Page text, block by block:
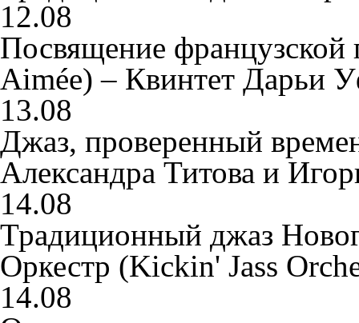
12.08
Посвящение
Aimée) – Квинтет Дарьи
13.08
Джаз, проверенный
Александра Титова и
14.08
Традиционный джаз
Оркестр (Kickin' Jass
14.08